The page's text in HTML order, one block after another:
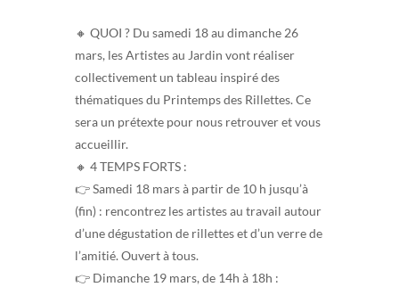
🔸️ QUOI ? Du samedi 18 au dimanche 26
mars, les Artistes au Jardin vont réaliser
collectivement un tableau inspiré des
thématiques du Printemps des Rillettes. Ce
sera un prétexte pour nous retrouver et vous
accueillir.
🔸️ 4 TEMPS FORTS :
👉 Samedi 18 mars à partir de 10 h jusqu’à
(fin) : rencontrez les artistes au travail autour
d’une dégustation de rillettes et d’un verre de
l’amitié. Ouvert à tous.
👉 Dimanche 19 mars, de 14h à 18h :